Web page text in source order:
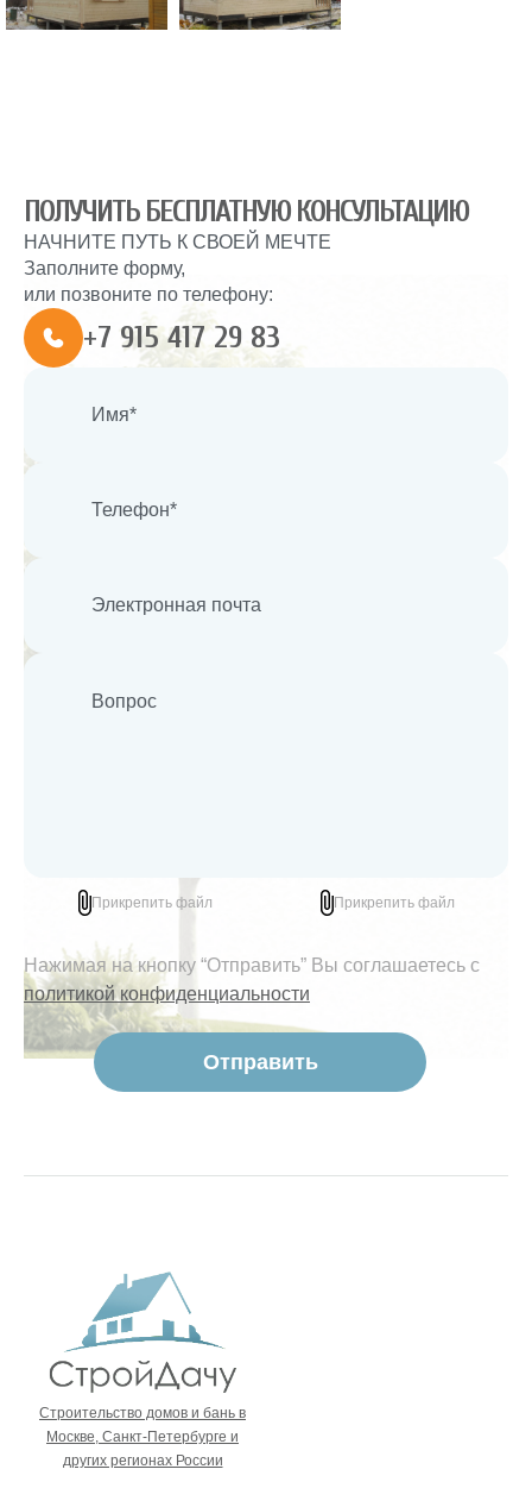
ПОЛУЧИТЬ БЕСПЛАТНУЮ КОНСУЛЬТАЦИЮ
Прикрепить файл Прикрепить файл
Нажимая на кнопку “Отправить” Вы соглашаетесь с
политикой конфиденциальности
НАЧНИТЕ ПУТЬ К СВОЕЙ МЕЧТЕ
Заполните форму,
или позвоните по телефону:
+7 915 417 29 83
Строительство домов и бань в
Москве, Санкт-Петербурге и
других регионах России